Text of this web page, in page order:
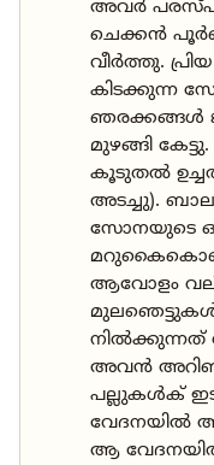
അവർ
ചെക്കൻ പൂർണ
വീർത്തു.
കിടക്കുന്ന
ഞരക്കങ്ങൾ
മുഴങ്ങി
കൂടുതൽ
അടച്ചു).
സോനയുടെ
മറുകൈകൊണ്ട്
ആവോളം
നിൽക്കുന്നത്
അവൻ
പല്ലുകൾക്
വേദനയിൽ
ആ